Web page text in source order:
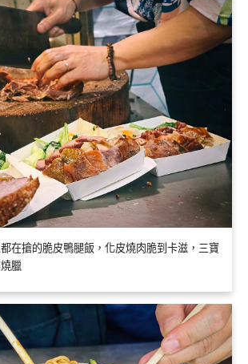
在搶的脆皮鴨腿飯，化皮燒肉脆到卡滋，三寶
臘